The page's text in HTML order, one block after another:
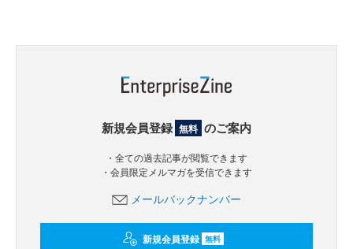
新規会員登録 無料 のご案内
・全ての過去記事が閲覧できます
・会員限定メルマガを受信できます
メールバックナンバー
新規会員登録 無料